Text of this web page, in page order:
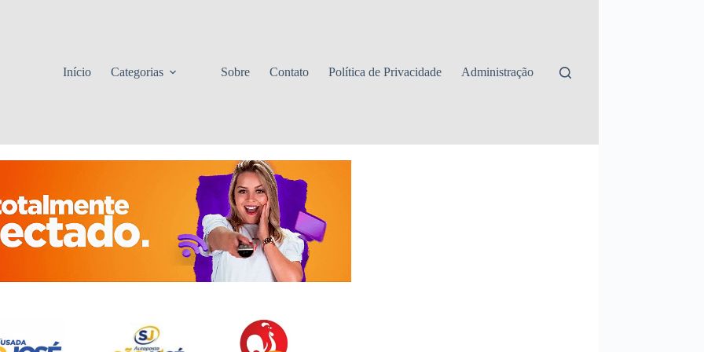
Início
Categorias Sobre Contato Política de Privacidade Administração